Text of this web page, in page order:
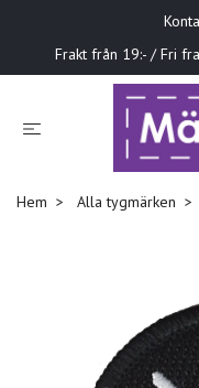
Frakt från 19:- / Fri
Hem Alla tygmärken